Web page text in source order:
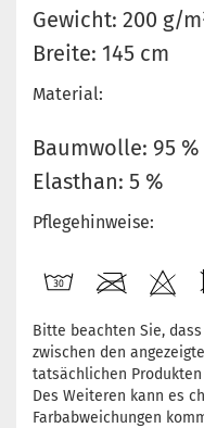
Gewicht: 200 g/
Breite: 145 cm
Material:
Baumwolle: 95 %
Elasthan: 5 %
Pflegehinweise:
Bitte beachten Sie,
zwischen den
tatsächlichen
Des Weiteren kann es
Farbabweichungen